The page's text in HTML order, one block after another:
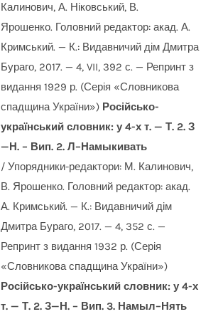
Калинович, А. Ніковський, В.
Ярошенко. Головний редактор: акад. А.
Кримський. — К.: Видавничий дім Дмитра
Бураго, 2017. — 4, VII, 392 с. — Репринт з
видання 1929 р. (Серія «Словникова
спадщина України») Російсько-
український словник: у 4-х т. — Т. 2. З
—Н. – Вип. 2. Л–Намыкивать
/ Упорядники-редактори: М. Калинович,
В. Ярошенко. Головний редактор: акад.
А. Кримський. — К.: Видавничий дім
Дмитра Бураго, 2017. — 4, 352 с. —
Репринт з видання 1932 р. (Серія
«Словникова спадщина України»)
Російсько-український словник: у 4-х
т. — Т. 2. З—Н. – Вип. 3. Намыл–Нять